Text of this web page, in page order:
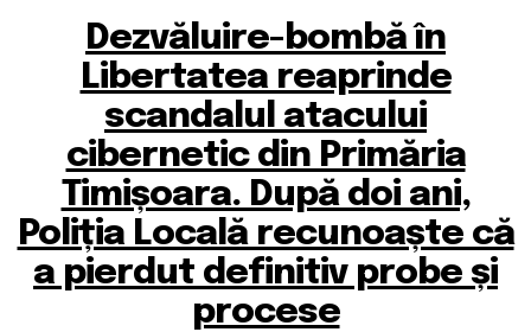
Dezvăluire-bombă în
Libertatea reaprinde
scandalul atacului
cibernetic din Primăria
Timișoara. După doi ani,
Poliția Locală recunoaște că
a pierdut definitiv probe și
procese